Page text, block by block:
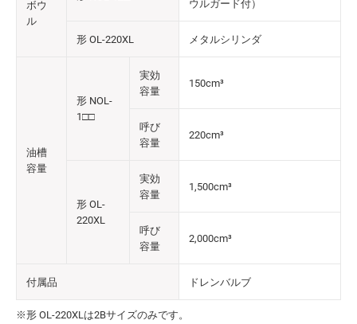
ボウ
ル
形 OL-220XL メタルシリンダ
油槽
容量
形 NOL-
1□□
実効
容量
150cm³
呼び
容量
220cm³
形 OL-
220XL
実効
容量
1,500cm³
呼び
容量
2,000cm³
付属品 ドレンバルブ
※形 OL-220XLは2Bサイズのみです。